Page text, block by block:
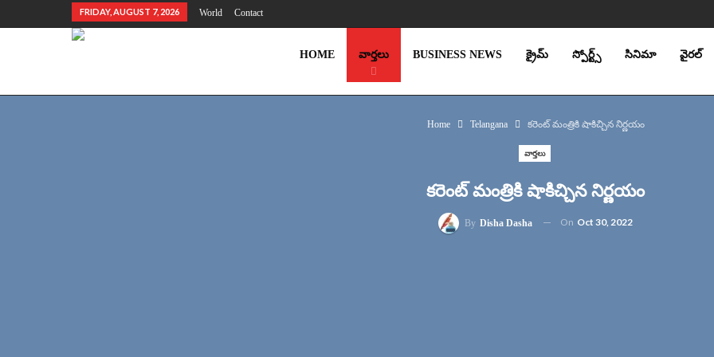
FRIDAY, AUGUST 7, 2026 World Contact
HOME వార్తలు BUSINESS NEWS క్రైమ్ స్పోర్ట్స్ సినిమా వైరల్
Home Telangana కరెంట్ మంత్రికి షాకిచ్చిన నిర్ణయం
వార్తలు
కరెంట్ మంత్రికి షాకిచ్చిన నిర్ణయం
By Disha Dasha On Oct 30, 2022